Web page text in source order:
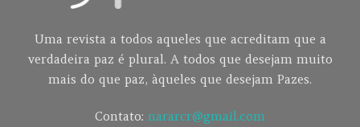
Uma revista a todos aqueles que acreditam que a
verdadeira paz é plural. A todos que desejam muito
mais do que paz, àqueles que desejam Pazes.
Contato: nararcr@gmail.com